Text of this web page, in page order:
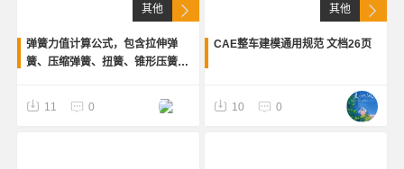
其他
弹簧力值计算公式，包含拉伸弹
簧、压缩弹簧、扭簧、锥形压簧
簧、橡胶弹簧的计算机材料选用说
明，EXCEL格式，智能计算，输
11 0
其他
CAE整车建模通用规范 文档26页
10 0